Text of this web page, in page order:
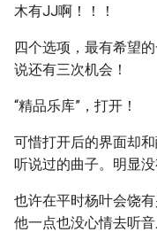
木有JJ啊！！！
四个选项，最有希望
说还有三次机会！
“精品乐库”，打开！
可惜打开后的界面却
听说过的曲子。明显没
也许在平时杨叶会饶
他一点也没心情去听音